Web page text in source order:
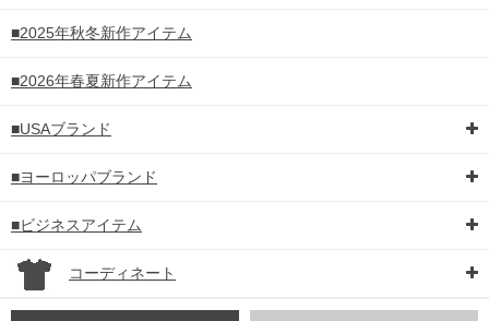
■2025年秋冬新作アイテム
■2026年春夏新作アイテム
■USAブランド
■ヨーロッパブランド
■ビジネスアイテム
コーディネート